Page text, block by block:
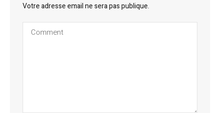
Votre adresse email ne sera pas publique.